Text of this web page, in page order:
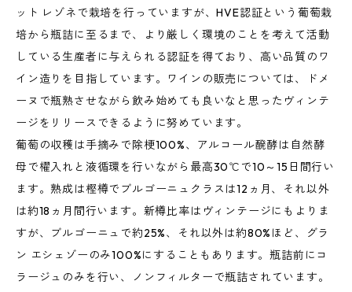
ット レゾネで栽培を行っていますが、HVE認証という葡萄栽
培から瓶詰に至るまで、より厳しく環境のことを考えて活動
している生産者に与えられる認証を得ており、高い品質のワ
イン造りを目指しています。ワインの販売については、ドメ
ーヌで瓶熟させながら飲み始めても良いなと思ったヴィンテ
ージをリリースできるように努めています。
葡萄の収穫は手摘みで除梗100%、アルコール醗酵は自然酵
母で櫂入れと液循環を行いながら最高30℃で10～15日間行い
ます。熟成は樫樽でブルゴーニュクラスは12ヵ月、それ以外
は約18ヵ月間行います。新樽比率はヴィンテージにもよりま
すが、ブルゴーニュで約25%、それ以外は約80%ほど、グラ
ン エシェゾーのみ100%にすることもあります。瓶詰前にコ
ラージュのみを行い、ノンフィルターで瓶詰されています。